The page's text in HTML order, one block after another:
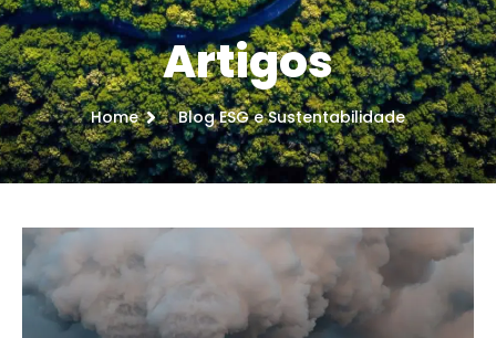
Artigos
Home Blog ESG e Sustentabilidade